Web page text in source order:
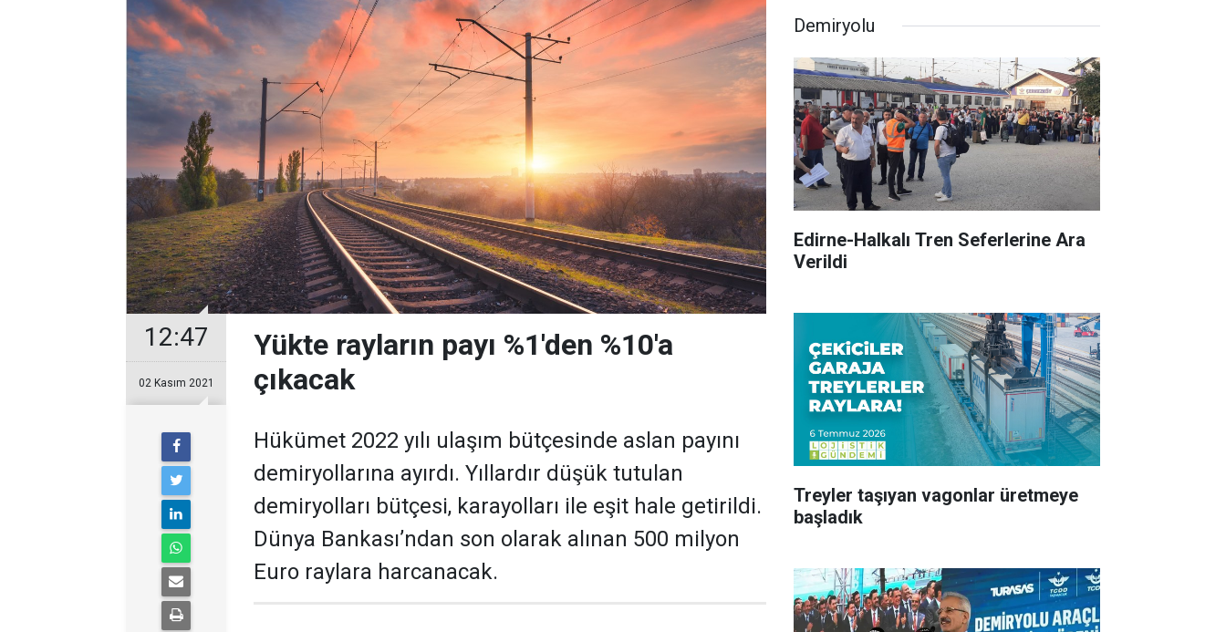
12:47
02 Kasım 2021
Yükte rayların payı %1'den %10'a
çıkacak
Hükümet 2022 yılı ulaşım bütçesinde aslan payını
demiryollarına ayırdı. Yıllardır düşük tutulan
demiryolları bütçesi, karayolları ile eşit hale getirildi.
Dünya Bankası’ndan son olarak alınan 500 milyon
Euro raylara harcanacak.
Demiryolu
Edirne-Halkalı Tren Seferlerine Ara
Verildi
Treyler taşıyan vagonlar üretmeye
başladık